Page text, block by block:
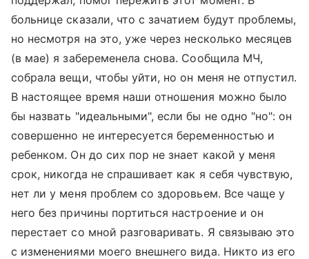
больнице сказали, что с зачатием будут проблемы,
но несмотря на это, уже через несколько месяцев
(в мае) я забеременела снова. Сообщила МЧ,
собрала вещи, чтобы уйти, но он меня не отпустил.
В настоящее время наши отношения можно было
бы назвать "идеальными", если бы не одно "но": он
совершенно не интересуется беременностью и
ребенком. Он до сих пор не знает какой у меня
срок, никогда не спрашивает как я себя чувствую,
нет ли у меня проблем со здоровьем. Все чаще у
него без причины портиться настроение и он
перестает со мной разговаривать. Я связываю это
с изменениями моего внешнего вида. Никто из его